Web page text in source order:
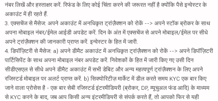
नंबर लिखें और हस्ताक्षर करें. रिफंड के लिए कोई चिंता करने की जरूरत नहीं है क्योंकि पैसे इन्वेस्टर के
अकाउंट में ही रहते हैं.
3. एक्सचेंज से मैसेज: अपने अकाउंट में अनधिकृत ट्रांज़ैक्शन को रोकें --> अपने स्टॉक ब्रोकर के साथ
अपना मोबाइल नंबर/ईमेल आईडी अपडेट करें. दिन के अंत में एक्सचेंज से अपने मोबाइल/ईमेल पर सीधे
अपने ट्रांज़ैक्शन की जानकारी प्राप्त करें. इन्वेस्टर के हित में जारी.
4. डिपॉज़िटरी से मैसेज: a) अपने डीमैट अकाउंट में अनधिकृत ट्रांज़ैक्शन को रोकें --> अपने डिपॉज़िटरी
पार्टिसिपेंट के साथ अपना मोबाइल नंबर अपडेट करें. निवेशकों के हित में जारी किए गए उसी दिन
सीडीएसएल से सीधे अपने डीमैट अकाउंट में सभी डेबिट और अन्य महत्वपूर्ण ट्रांज़ैक्शन के लिए अपने
रजिस्टर्ड मोबाइल पर अलर्ट प्राप्त करें. b) सिक्योरिटीज़ मार्केट में डील करते समय KYC एक बार किए
जाने वाला प्रोसेस है - एक बार सेबी रजिस्टर्ड इंटरमीडियरी (ब्रोकर, DP, म्यूचुअल फंड आदि) के माध्यम
से KYC करने के बाद, जब आप किसी अन्य इंटरमीडियरी से संपर्क करते हैं, तो आपको फिर से यही